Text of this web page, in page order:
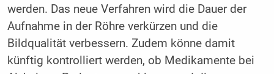
werden. Das neue Verfahren wird die Dauer der
Aufnahme in der Röhre verkürzen und die
Bildqualität verbessern. Zudem könne damit
künftig kontrolliert werden, ob Medikamente bei